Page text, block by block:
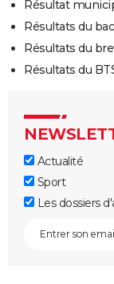
Résultat
Résultats du
Résultats du
Résultats du
Actualité
Sport
Les dossiers